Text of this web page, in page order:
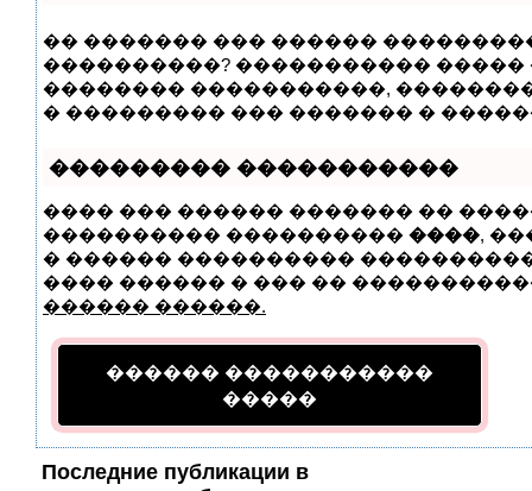
�� ������� ��� ������
����������? ����������� �����
�������� �����������,
� ��������� ��� ������� �
��������� �����������
���� ��� ������ ������� ��
���������� ���������� ����,
� ������ ����������
���� ������ � ��� ��
������ ������.
������ �����������
�����
Последние публикации в